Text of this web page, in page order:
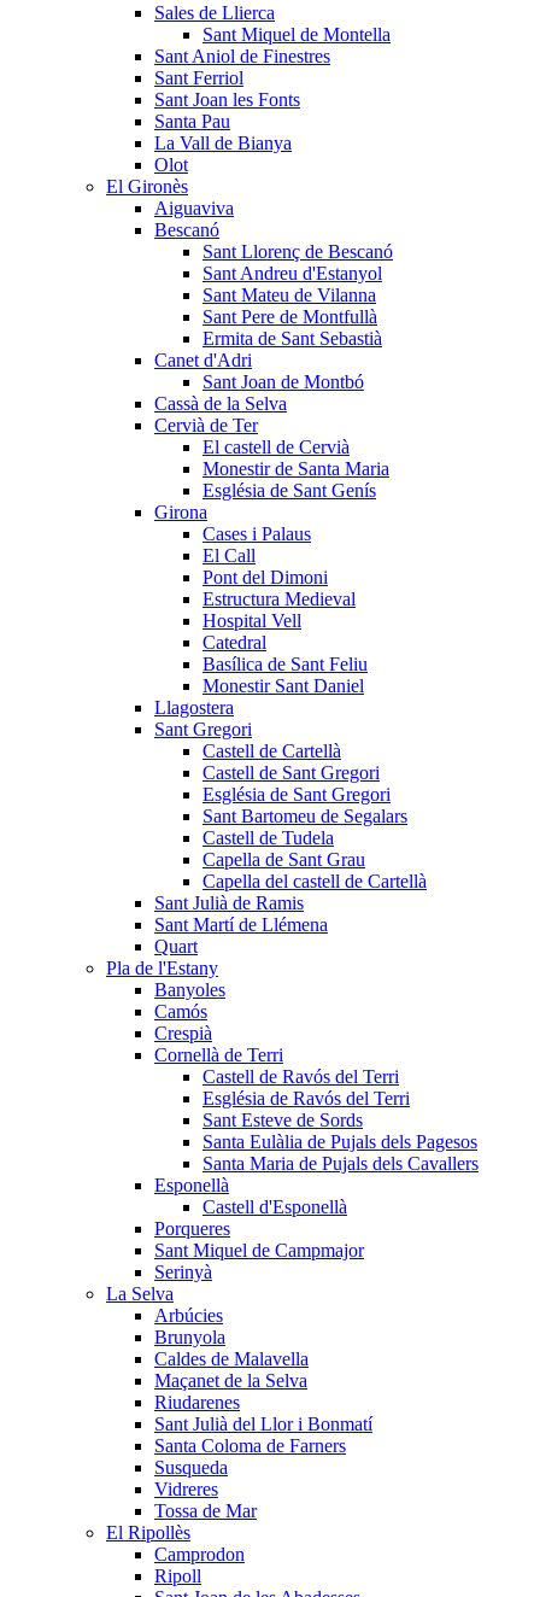
Sales de Llierca
Sant Miquel de Montella
Sant Aniol de Finestres
Sant Ferriol
Sant Joan les Fonts
Santa Pau
La Vall de Bianya
Olot
El Gironès
Aiguaviva
Bescanó
Sant Llorenç de Bescanó
Sant Andreu d'Estanyol
Sant Mateu de Vilanna
Sant Pere de Montfullà
Ermita de Sant Sebastià
Canet d'Adri
Sant Joan de Montbó
Cassà de la Selva
Cervià de Ter
El castell de Cervià
Monestir de Santa Maria
Església de Sant Genís
Girona
Cases i Palaus
El Call
Pont del Dimoni
Estructura Medieval
Hospital Vell
Catedral
Basílica de Sant Feliu
Monestir Sant Daniel
Llagostera
Sant Gregori
Castell de Cartellà
Castell de Sant Gregori
Església de Sant Gregori
Sant Bartomeu de Segalars
Castell de Tudela
Capella de Sant Grau
Capella del castell de Cartellà
Sant Julià de Ramis
Sant Martí de Llémena
Quart
Pla de l'Estany
Banyoles
Camós
Crespià
Cornellà de Terri
Castell de Ravós del Terri
Església de Ravós del Terri
Sant Esteve de Sords
Santa Eulàlia de Pujals dels Pagesos
Santa Maria de Pujals dels Cavallers
Esponellà
Castell d'Esponellà
Porqueres
Sant Miquel de Campmajor
Serinyà
La Selva
Arbúcies
Brunyola
Caldes de Malavella
Maçanet de la Selva
Riudarenes
Sant Julià del Llor i Bonmatí
Santa Coloma de Farners
Susqueda
Vidreres
Tossa de Mar
El Ripollès
Camprodon
Ripoll